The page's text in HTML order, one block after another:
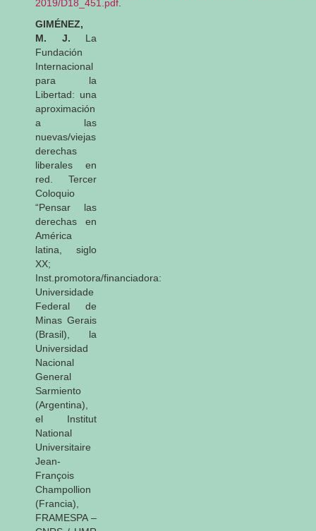
2019/D18_451.pdf
GIMÉNEZ,
M. J. La
Fundación
Internacional
para la
Libertad: una
aproximación
a las
nuevas/viejas
derechas
liberales en
red . Tercer
Coloquio
“Pensar las
derechas en
América
latina, siglo
XX;
Inst.promotora/financiadora:
Universidade
Federal de
Minas Gerais
(Brasil), la
Universidad
Nacional
General
Sarmiento
(Argentina),
el Institut
National
Universitaire
Jean-
François
Champollion
(Francia),
FRAMESPA –